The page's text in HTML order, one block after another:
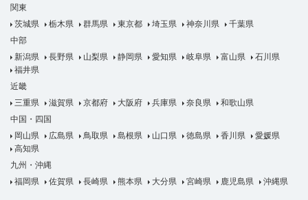
関東
茨城県
栃木県 群馬県 東京都 埼玉県 神奈川県
千葉県
中部
新潟県
長野県 山梨県 静岡県 愛知県 岐阜県 富山県
石川県
福井県
近畿
三重県
滋賀県 京都府 大阪府 兵庫県 奈良県
和歌山県
中国・四国
岡山県
広島県 鳥取県 島根県 山口県 徳島県 香川県
愛媛県
高知県
九州・沖縄
福岡県
佐賀県 長崎県 熊本県 大分県 宮崎県 鹿児島県 沖縄県